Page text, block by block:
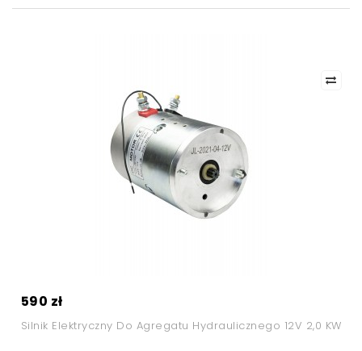
590 zł
Silnik Elektryczny Do Agregatu Hydraulicznego 12V 2,0 KW